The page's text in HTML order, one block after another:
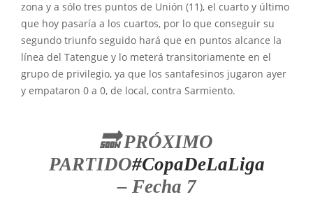
zona y a sólo tres puntos de Unión (11), el cuarto y último
que hoy pasaría a los cuartos, por lo que conseguir su
segundo triunfo seguido hará que en puntos alcance la
línea del Tatengue y lo meterá transitoriamente en el
grupo de privilegio, ya que los santafesinos jugaron ayer
y empataron 0 a 0, de local, contra Sarmiento.
🔜 PRÓXIMO
PARTIDO#CopaDeLaLiga
– Fecha 7